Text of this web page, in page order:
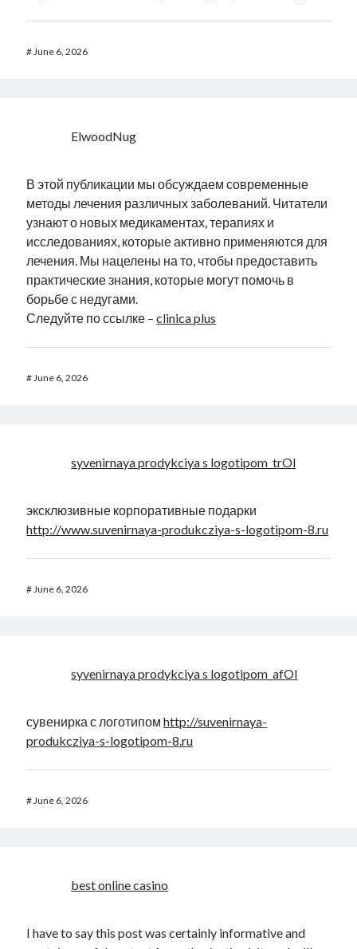
#June 6, 2026
ElwoodNug
В этой публикации мы обсуждаем современные
методы лечения различных заболеваний. Читатели
узнают о новых медикаментах, терапиях и
исследованиях, которые активно применяются для
лечения. Мы нацелены на то, чтобы предоставить
практические знания, которые могут помочь в
борьбе с недугами.
Следуйте по ссылке –clinica plus
#June 6, 2026
syvenirnaya prodykciya s logotipom_trOl
эксклюзивные корпоративные подарки
http://www.suvenirnaya-produkcziya-s-logotipom-8.ru
#June 6, 2026
syvenirnaya prodykciya s logotipom_afOl
сувенирка с логотипомhttp://suvenirnaya-
produkcziya-s-logotipom-8.ru
#June 6, 2026
best online casino
I have to say this post was certainly informative and